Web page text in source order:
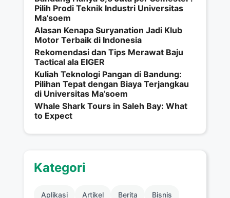
Pilih Prodi Teknik Industri Universitas
Ma’soem
Alasan Kenapa Suryanation Jadi Klub
Motor Terbaik di Indonesia
Rekomendasi dan Tips Merawat Baju
Tactical ala EIGER
Kuliah Teknologi Pangan di Bandung:
Pilihan Tepat dengan Biaya Terjangkau
di Universitas Ma’soem
Whale Shark Tours in Saleh Bay: What
to Expect
Kategori
Aplikasi Artikel Berita Bisnis